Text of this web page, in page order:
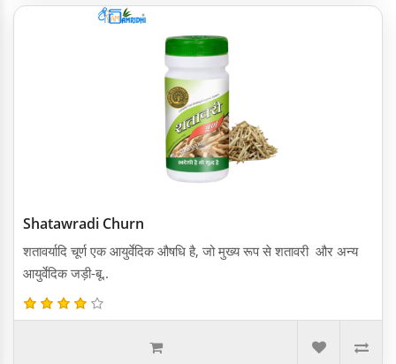
Shatawradi Churn
शतावर्यादि चूर्ण एक आयुर्वेदिक औषधि है, जो मुख्य रूप से शतावरी और अन्य
आयुर्वेदिक जड़ी-बू..